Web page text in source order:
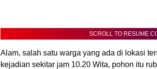
SCROLL TO RESUME
Alam, salah satu warga yang ada di lokasi
kejadian sekitar jam 10.20 Wita, pohon itu